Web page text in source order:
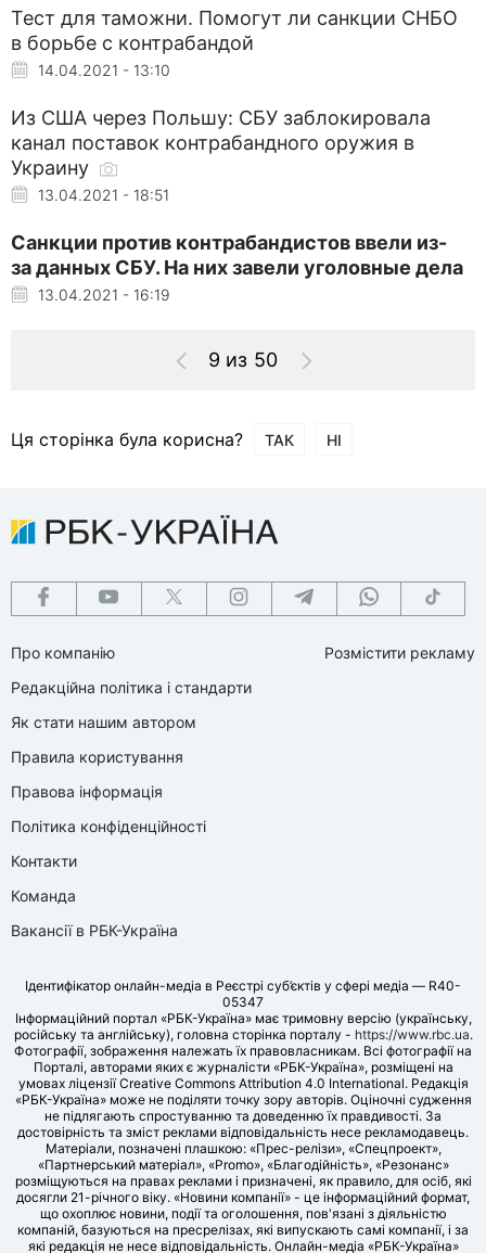
Тест для таможни. Помогут ли санкции СНБО
в борьбе с контрабандой
14.04.2021 - 13:10
Из США через Польшу: СБУ заблокировала
канал поставок контрабандного оружия в
Украину
13.04.2021 - 18:51
Санкции против контрабандистов ввели из-
за данных СБУ. На них завели уголовные дела
13.04.2021 - 16:19
9 из 50
Ця сторінка була корисна? ТАК НІ
Про компанію
Редакційна політика і стандарти
Як стати нашим автором
Правила користування
Правова інформація
Політика конфіденційності
Контакти
Команда
Вакансії в РБК-Україна
Розмістити рекламу
Ідентифікатор онлайн-медіа в Реєстрі суб’єктів у сфері медіа — R40-
05347
Інформаційний портал «РБК-Україна» має тримовну версію (українську,
російську та англійську), головна сторінка порталу - https://www.rbc.ua.
Фотографії, зображення належать їх правовласникам. Всі фотографії на
Порталі, авторами яких є журналісти «РБК-Україна», розміщені на
умовах ліцензії Creative Commons Attribution 4.0 International. Редакція
«РБК-Україна» може не поділяти точку зору авторів. Оціночні судження
не підлягають спростуванню та доведенню їх правдивості. За
достовірність та зміст реклами відповідальність несе рекламодавець.
Матеріали, позначені плашкою: «Прес-релізи», «Спецпроект»,
«Партнерський матеріал», «Promo», «Благодійність», «Резонанс»
розміщуються на правах реклами і призначені, як правило, для осіб, які
досягли 21-річного віку. «Новини компанії» - це інформаційний формат,
що охоплює новини, події та оголошення, пов'язані з діяльністю
компаній, базуються на пресрелізах, які випускають самі компанії, і за
які редакція не несе відповідальність. Онлайн-медіа «РБК-Україна»